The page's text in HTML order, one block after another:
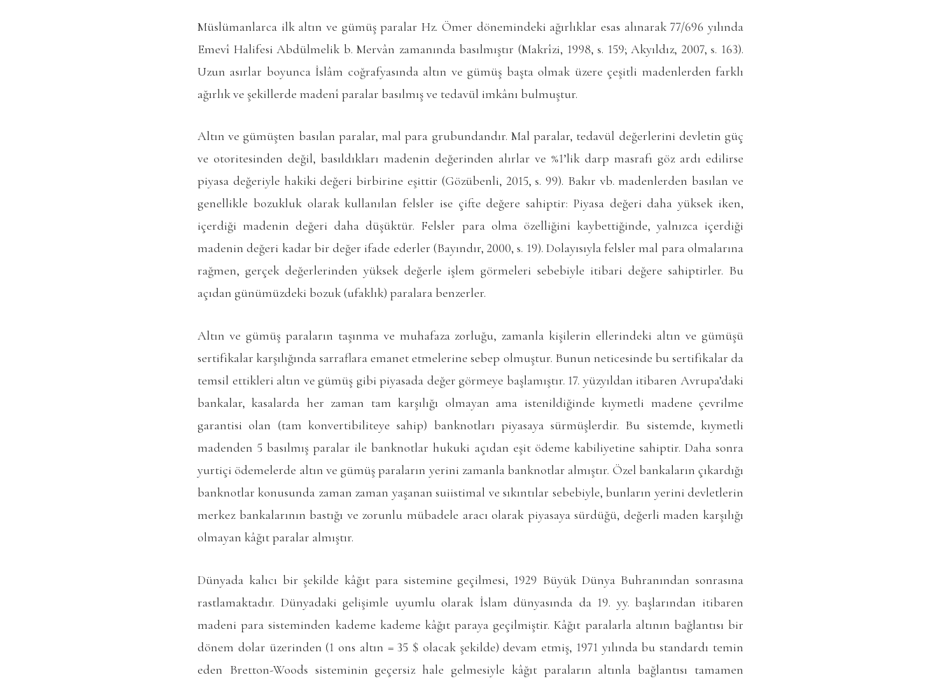
Müslümanlarca ilk altın ve gümüş paralar Hz. Ömer dönemindeki ağırlıklar esas alınarak 77/696 yılında
Emevî Halifesi Abdülmelik b. Mervân zamanında basılmıştır (Makrîzi, 1998, s. 159; Akyıldız, 2007, s. 163).
Uzun asırlar boyunca İslâm coğrafyasında altın ve gümüş başta olmak üzere çeşitli madenlerden farklı
ağırlık ve şekillerde madenî paralar basılmış ve tedavül imkânı bulmuştur.
Altın ve gümüşten basılan paralar, mal para grubundandır. Mal paralar, tedavül değerlerini devletin güç
ve otoritesinden değil, basıldıkları madenin değerinden alırlar ve %1’lik darp masrafı göz ardı edilirse
piyasa değeriyle hakiki değeri birbirine eşittir (Gözübenli, 2015, s. 99). Bakır vb. madenlerden basılan ve
genellikle bozukluk olarak kullanılan felsler ise çifte değere sahiptir: Piyasa değeri daha yüksek iken,
içerdiği madenin değeri daha düşüktür. Felsler para olma özelliğini kaybettiğinde, yalnızca içerdiği
madenin değeri kadar bir değer ifade ederler (Bayındır, 2000, s. 19). Dolayısıyla felsler mal para olmalarına
rağmen, gerçek değerlerinden yüksek değerle işlem görmeleri sebebiyle itibari değere sahiptirler. Bu
açıdan günümüzdeki bozuk (ufaklık) paralara benzerler.
Altın ve gümüş paraların taşınma ve muhafaza zorluğu, zamanla kişilerin ellerindeki altın ve gümüşü
sertifikalar karşılığında sarraflara emanet etmelerine sebep olmuştur. Bunun neticesinde bu sertifikalar da
temsil ettikleri altın ve gümüş gibi piyasada değer görmeye başlamıştır. 17. yüzyıldan itibaren Avrupa’daki
bankalar, kasalarda her zaman tam karşılığı olmayan ama istenildiğinde kıymetli madene çevrilme
garantisi olan (tam konvertibiliteye sahip) banknotları piyasaya sürmüşlerdir. Bu sistemde, kıymetli
madenden 5 basılmış paralar ile banknotlar hukuki açıdan eşit ödeme kabiliyetine sahiptir. Daha sonra
yurtiçi ödemelerde altın ve gümüş paraların yerini zamanla banknotlar almıştır. Özel bankaların çıkardığı
banknotlar konusunda zaman zaman yaşanan suiistimal ve sıkıntılar sebebiyle, bunların yerini devletlerin
merkez bankalarının bastığı ve zorunlu mübadele aracı olarak piyasaya sürdüğü, değerli maden karşılığı
olmayan kâğıt paralar almıştır.
Dünyada kalıcı bir şekilde kâğıt para sistemine geçilmesi, 1929 Büyük Dünya Buhranından sonrasına
rastlamaktadır. Dünyadaki gelişimle uyumlu olarak İslam dünyasında da 19. yy. başlarından itibaren
madeni para sisteminden kademe kademe kâğıt paraya geçilmiştir. Kâğıt paralarla altının bağlantısı bir
dönem dolar üzerinden (1 ons altın = 35 $ olacak şekilde) devam etmiş, 1971 yılında bu standardı temin
eden Bretton-Woods sisteminin geçersiz hale gelmesiyle kâğıt paraların altınla bağlantısı tamamen